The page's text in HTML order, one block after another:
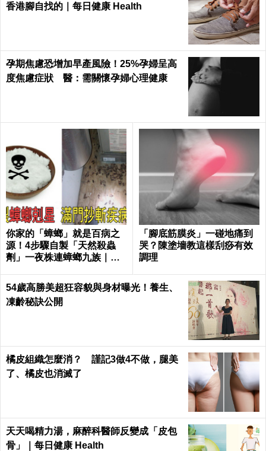
香港腳自找的｜每日健康 Health
孕期焦慮恐增加早產風險！25%孕婦呈高
度焦慮症狀 醫：需關懷孕婦心理健康
你家的「蟑螂」就是百病之
源！4步驟自製「天然殺蟲
劑」一夜株連蟑螂九族｜每
「腳底筋膜炎」一碰地痛到
哭？陳塗墻教這樣刮痧有效
調理
54歲高勝美超狂容貌與身材曝光！養生、
凍齡秘訣公開
橘皮組織怎麼消？ 謹記3做4不做，腿美
了、橘皮也消滅了
天天喝精力湯，麻醉科醫師反變成「皮包
骨」｜每日健康 Health